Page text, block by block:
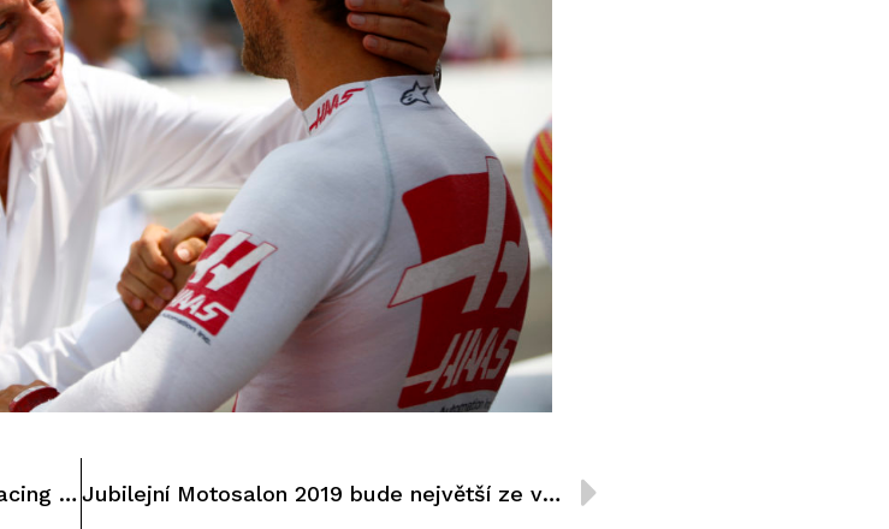
Na scénu vstupuje nový Quad Storm racing tým Jubilejní Motosalon 2019 bude největší ze všech